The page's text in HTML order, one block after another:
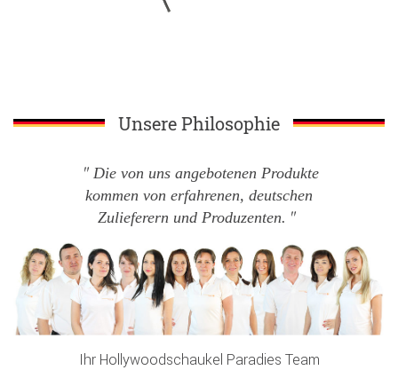
Unsere Philosophie
Die von uns angebotenen Produkte
kommen von erfahrenen, deutschen
Zulieferern und Produzenten.
Ihr Hollywoodschaukel Paradies Team